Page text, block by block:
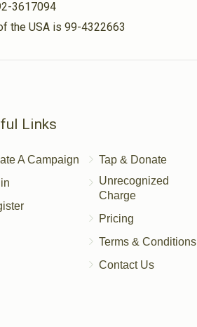
3617094
the USA is 99-4322663
Links
A Campaign
Tap & Donate
Unrecognized
Charge
Pricing
Terms & Conditions
Contact Us